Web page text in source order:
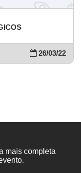
26/03/22
mais completa